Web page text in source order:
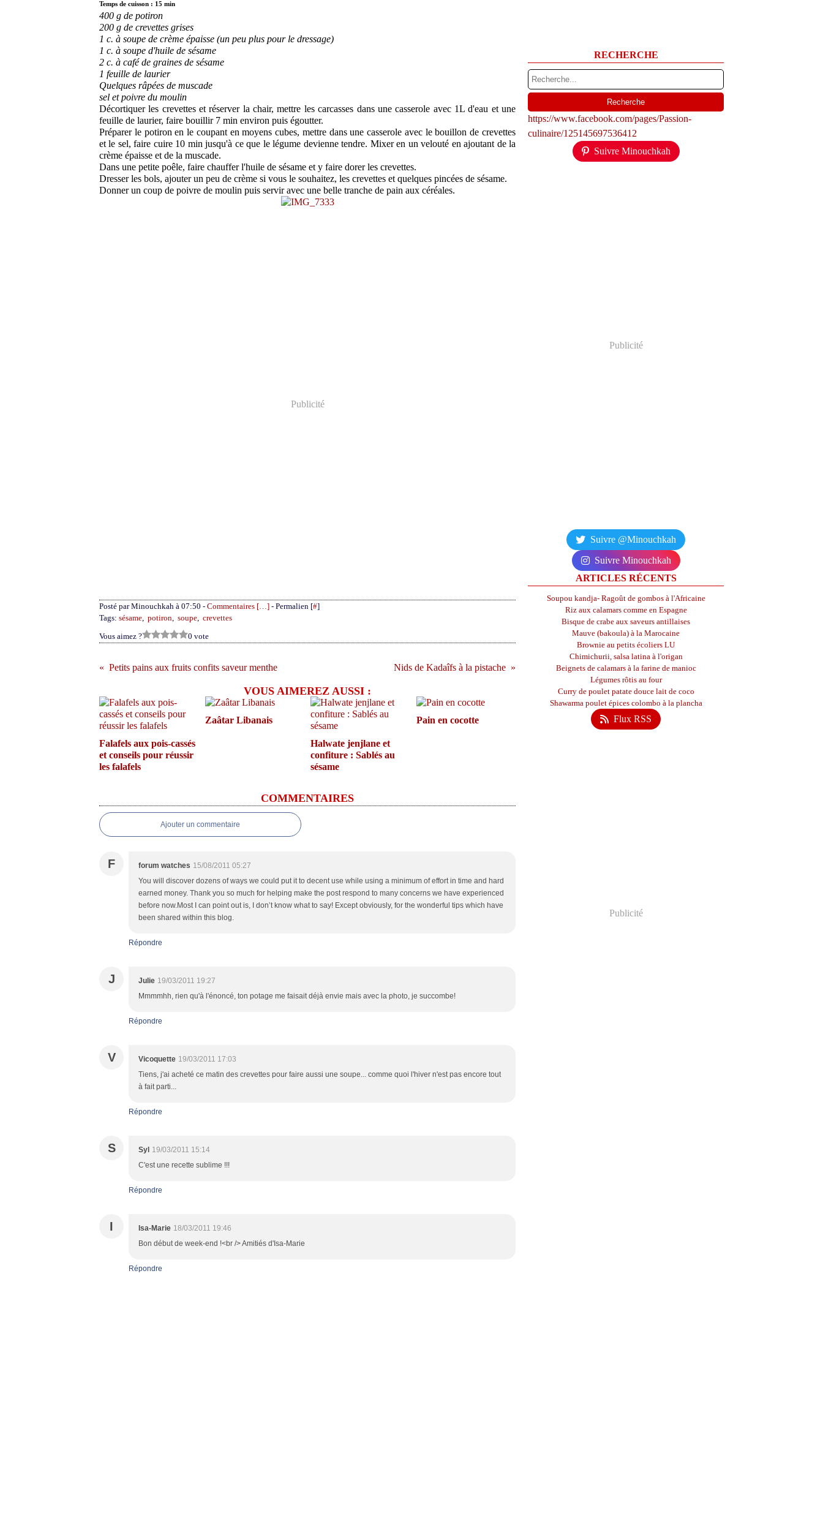
Temps de cuisson : 15 min
400 g de potiron
200 g de crevettes grises
1 c. à soupe de crème épaisse (un peu plus pour le dressage)
1 c. à soupe d'huile de sésame
2 c. à café de graines de sésame
1 feuille de laurier
Quelques râpées de muscade
sel et poivre du moulin
Décortiquer les crevettes et réserver la chair, mettre les carcasses dans une casserole avec 1L d'eau et une
feuille de laurier, faire bouillir 7 min environ puis égoutter.
Préparer le potiron en le coupant en moyens cubes, mettre dans une casserole avec le bouillon de crevettes
et le sel, faire cuire 10 min jusqu'à ce que le légume devienne tendre. Mixer en un velouté en ajoutant de la
crème épaisse et de la muscade.
Dans une petite poêle, faire chauffer l'huile de sésame et y faire dorer les crevettes.
Dresser les bols, ajouter un peu de crème si vous le souhaitez, les crevettes et quelques pincées de sésame.
Donner un coup de poivre de moulin puis servir avec une belle tranche de pain aux céréales.
Publicité
Posté par Minouchkah à 07:50 - Commentaires […] - Permalien [#]
Tags: sésame, potiron, soupe, crevettes
Vous aimez ?
0 vote
Petits pains aux fruits confits saveur menthe Nids de Kadaîfs à la pistache
VOUS AIMEREZ AUSSI :
Falafels aux pois-cassés
et conseils pour réussir
les falafels
Zaâtar Libanais
Halwate jenjlane et
confiture : Sablés au
sésame
Pain en cocotte
COMMENTAIRES
Ajouter un commentaire
F forum watches 15/08/2011 05:27
You will discover dozens of ways we could put it to decent use while using a minimum of effort in time and hard
earned money. Thank you so much for helping make the post respond to many concerns we have experienced
before now.Most I can point out is, I don’t know what to say! Except obviously, for the wonderful tips which have
been shared within this blog.
Répondre
J Julie 19/03/2011 19:27
Mmmmhh, rien qu'à l'énoncé, ton potage me faisait déjà envie mais avec la photo, je succombe!
Répondre
V Vicoquette 19/03/2011 17:03
Tiens, j'ai acheté ce matin des crevettes pour faire aussi une soupe... comme quoi l'hiver n'est pas encore tout
à fait parti...
Répondre
S Syl 19/03/2011 15:14
C'est une recette sublime !!!
Répondre
I Isa-Marie 18/03/2011 19:46
Bon début de week-end !<br /> Amitiés d'Isa-Marie
Répondre
RECHERCHE
https://www.facebook.com/pages/Passion-
culinaire/125145697536412
Suivre Minouchkah
Publicité
Suivre @Minouchkah
Suivre Minouchkah
ARTICLES RÉCENTS
Soupou kandja- Ragoût de gombos à l'Africaine
Riz aux calamars comme en Espagne
Bisque de crabe aux saveurs antillaises
Mauve (bakoula) à la Marocaine
Brownie au petits écoliers LU
Chimichurii, salsa latina à l'origan
Beignets de calamars à la farine de manioc
Légumes rôtis au four
Curry de poulet patate douce lait de coco
Shawarma poulet épices colombo à la plancha
Flux RSS
Publicité